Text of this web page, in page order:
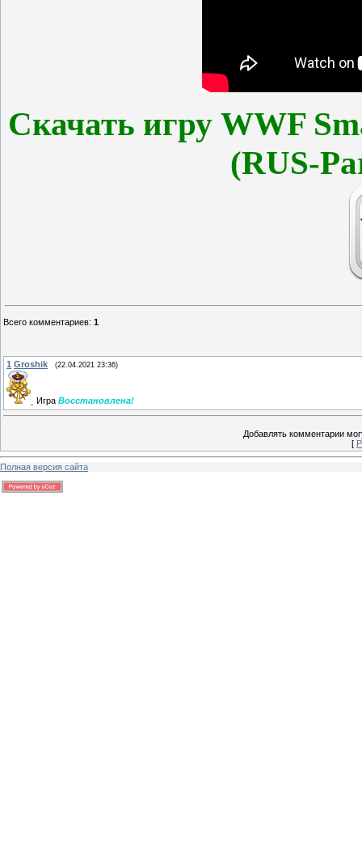
Скачать игру WWF
(RUS-
Всего комментариев: 1
1 Groshik (22.04.2021 23:36)
Игра Восстановлена!
Добавлять комментарии
[
Полная версия сайта